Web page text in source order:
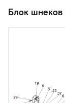
Блок